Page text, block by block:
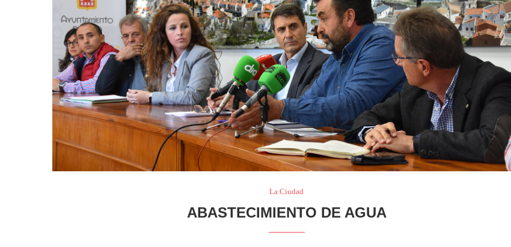
La Ciudad
ABASTECIMIENTO DE AGUA